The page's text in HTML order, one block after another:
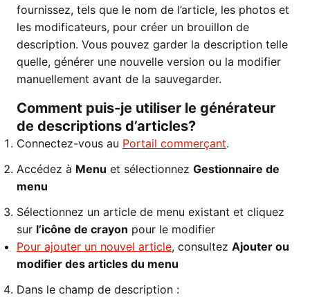
fournissez, tels que le nom de l’article, les photos et
les modificateurs, pour créer un brouillon de
description. Vous pouvez garder la description telle
quelle, générer une nouvelle version ou la modifier
manuellement avant de la sauvegarder.
Comment puis-je utiliser le générateur
de descriptions d’articles?
Connectez-vous au Portail commerçant.
Accédez à Menu et sélectionnez Gestionnaire de
menu
Sélectionnez un article de menu existant et cliquez
sur l’icône de crayon pour le modifier
Pour ajouter un nouvel article, consultez Ajouter ou
modifier des articles du menu
Dans le champ de description :